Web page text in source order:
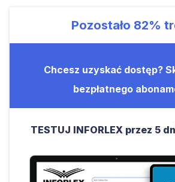
Pozostało 82%
Chcesz uzyskać dostęp?
bezpłatnego
TESTUJ INFORLEX przez 5